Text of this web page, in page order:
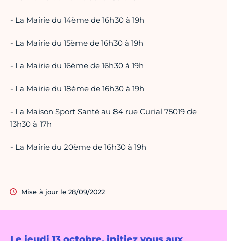
- La Mairie du 14ème de 16h30 à 19h
- La Mairie du 15ème de 16h30 à 19h
- La Mairie du 16ème de 16h30 à 19h
- La Mairie du 18ème de 16h30 à 19h
- La Maison Sport Santé au 84 rue Curial 75019 de
13h30 à 17h
- La Mairie du 20ème de 16h30 à 19h
Mise à jour le 28/09/2022